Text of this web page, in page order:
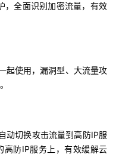
，全面识别加密流量，有效
起使用，漏洞型、大流量攻
动切换攻击流量到高防IP服
高防IP服务上，有效缓解云